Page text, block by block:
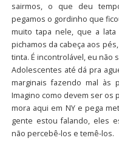
sairmos, o que deu
pegamos o gordinho que
muito tapa nele, que a
pichamos da cabeça aos
tinta. É incontrolável, eu não
Adolescentes até dá pra
marginais fazendo mal às
Imagino como devem ser os
mora aqui em NY e pega
gente estou falando, eles
não percebê-los e temê-los.